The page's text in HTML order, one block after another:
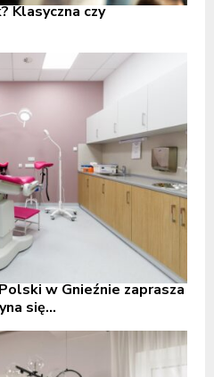
Klasyczna czy
w Gnieźnie zaprasza
się...